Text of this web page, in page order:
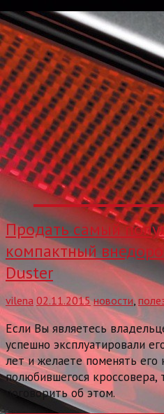
Продать самый
компактный
Duster
vilena 02.11.2015 новости,
Если Вы являетесь
успешно эксплуатировали
лет и желаете поменять
полюбившегося кроссовера,
поговорить об этом.